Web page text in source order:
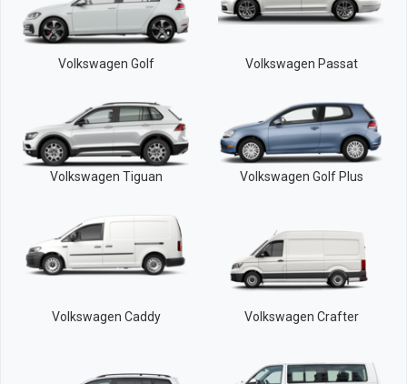
Volkswagen Golf Volkswagen Passat
Volkswagen Tiguan Volkswagen Golf Plus
Volkswagen Caddy Volkswagen Crafter